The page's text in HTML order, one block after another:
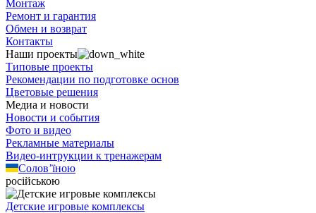
Монтаж
Ремонт и гарантия
Обмен и возврат
Контакты
Наши проекты
Типовые проекты
Рекомендации по подготовке основ
Цветовые решения
Медиа и новости
Новости и события
Фото и видео
Рекламные материалы
Видео-интрукции к тренажерам
Солов’їною
російською
Детские игровые комплексы